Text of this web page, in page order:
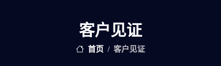
客户见证
首页 客户见证